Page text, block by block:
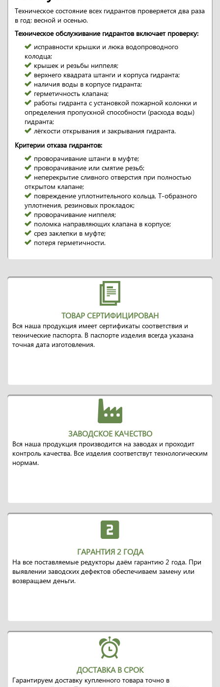
Техническое состояние всех гидрантов проверяется два раза
в год: весной и осенью.
Техническое обслуживание гидрантов включает проверку:
исправности крышки и люка водопроводного
колодца;
крышек и резьбы ниппеля;
верхнего квадрата штанги и корпуса гидранта;
наличия воды в корпусе гидранта;
герметичность клапана;
работы гидранта с установкой пожарной колонки и
определения пропускной способности (расхода воды)
гидранта;
лёгкости открывания и закрывания гидранта.
Критерии отказа гидрантов:
проворачивание штанги в муфте;
проворачивание или смятие резьб;
неперекрытие сливного отверстия при полностью
открытом клапане;
повреждение уплотнительного кольца, Т-образного
уплотнения, резиновых прокладок;
проворачивание ниппеля;
поломка направляющих клапана в корпусе;
срез заклепки в муфте;
потеря герметичности.
ТОВАР СЕРТИФИЦИРОВАН
Вся наша продукция имеет сертификаты соответствия и
технические паспорта. В паспорте изделия всегда указана
точная дата изготовления.
ЗАВОДСКОЕ КАЧЕСТВО
Вся наша продукция производится на заводах и проходит
контроль качества. Все изделия соответствут технологическим
нормам.
ГАРАНТИЯ 2 ГОДА
На все поставляемые редукторы даём гарантию 2 года. При
выявлении заводских дефектов обеспечиваем замену или
возвращаем деньги.
ДОСТАВКА В СРОК
Гарантируем доставку купленного товара точно в